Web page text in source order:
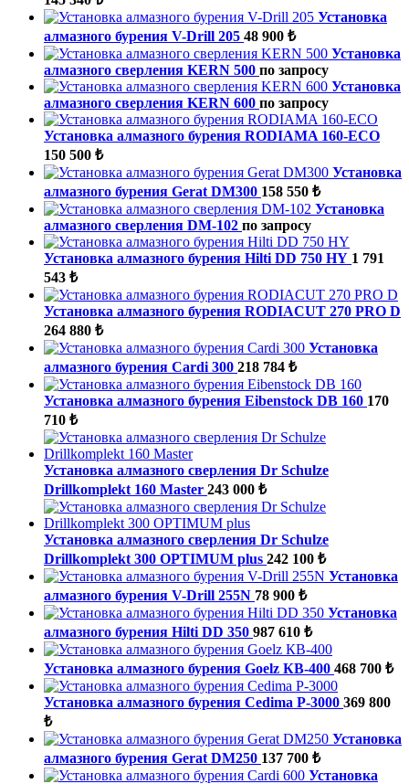
Установка
алмазного бурения V-Drill 205 48 900 ₺
Установка
алмазного сверления KERN 500 по запросу
Установка
алмазного сверления KERN 600 по запросу
Установка алмазного бурения RODIAMA 160-ECO
150 500 ₺
Установка
алмазного бурения Gerat DM300 158 550 ₺
Установка
алмазного сверления DM-102 по запросу
Установка алмазного бурения Hilti DD 750 HY 1 791
543 ₺
Установка алмазного бурения RODIACUT 270 PRO D
264 880 ₺
Установка
алмазного бурения Cardi 300 218 784 ₺
Установка алмазного бурения Eibenstock DB 160 170
710 ₺
Установка алмазного сверления Dr Schulze
Drillkomplekt 160 Master 243 000 ₺
Установка алмазного сверления Dr Schulze
Drillkomplekt 300 OPTIMUM plus 242 100 ₺
Установка
алмазного бурения V-Drill 255N 78 900 ₺
Установка
алмазного бурения Hilti DD 350 987 610 ₺
Установка алмазного бурения Goelz КВ-400 468 700 ₺
Установка алмазного бурения Cedima P-3000 369 800
₺
Установка
алмазного бурения Gerat DM250 137 700 ₺
Установка